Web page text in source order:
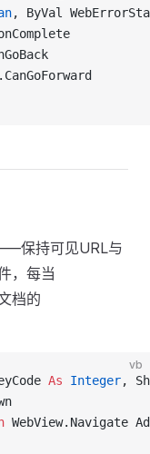
, ByVal
保持可见URL与
，每当
档的
vb
As Integer,
WebView.Navigate